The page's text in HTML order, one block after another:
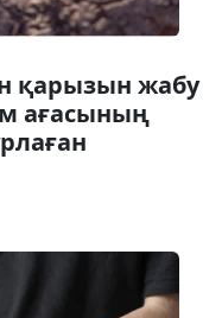
қарызын жабу
ағасының